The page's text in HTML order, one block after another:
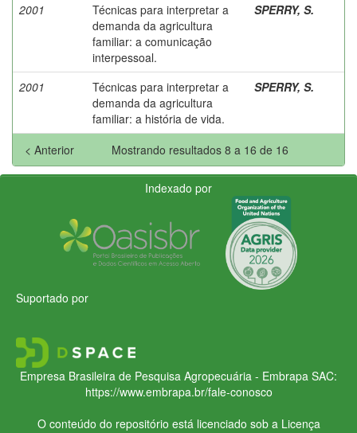
2001
Técnicas para interpretar a
demanda da agricultura
familiar: a comunicação
interpessoal.
SPERRY, S.
2001
Técnicas para interpretar a
demanda da agricultura
familiar: a história de vida.
SPERRY, S.
Mostrando resultados 8 a 16 de 16
< Anterior
Indexado por
Suportado por
Empresa Brasileira de Pesquisa Agropecuária - Embrapa SAC:
https://www.embrapa.br/fale-conosco
O conteúdo do repositório está licenciado sob a Licença